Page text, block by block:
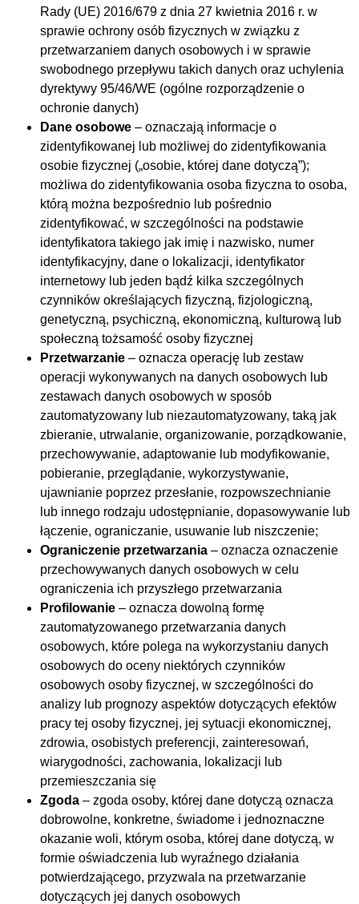
Rady (UE) 2016/679 z dnia 27 kwietnia 2016 r. w
sprawie ochrony osób fizycznych w związku z
przetwarzaniem danych osobowych i w sprawie
swobodnego przepływu takich danych oraz uchylenia
dyrektywy 95/46/WE (ogólne rozporządzenie o
ochronie danych)
Dane osobowe – oznaczają informacje o
zidentyfikowanej lub możliwej do zidentyfikowania
osobie fizycznej („osobie, której dane dotyczą”);
możliwa do zidentyfikowania osoba fizyczna to osoba,
którą można bezpośrednio lub pośrednio
zidentyfikować, w szczególności na podstawie
identyfikatora takiego jak imię i nazwisko, numer
identyfikacyjny, dane o lokalizacji, identyfikator
internetowy lub jeden bądź kilka szczególnych
czynników określających fizyczną, fizjologiczną,
genetyczną, psychiczną, ekonomiczną, kulturową lub
społeczną tożsamość osoby fizycznej
Przetwarzanie – oznacza operację lub zestaw
operacji wykonywanych na danych osobowych lub
zestawach danych osobowych w sposób
zautomatyzowany lub niezautomatyzowany, taką jak
zbieranie, utrwalanie, organizowanie, porządkowanie,
przechowywanie, adaptowanie lub modyfikowanie,
pobieranie, przeglądanie, wykorzystywanie,
ujawnianie poprzez przesłanie, rozpowszechnianie
lub innego rodzaju udostępnianie, dopasowywanie lub
łączenie, ograniczanie, usuwanie lub niszczenie;
Ograniczenie przetwarzania – oznacza oznaczenie
przechowywanych danych osobowych w celu
ograniczenia ich przyszłego przetwarzania
Profilowanie – oznacza dowolną formę
zautomatyzowanego przetwarzania danych
osobowych, które polega na wykorzystaniu danych
osobowych do oceny niektórych czynników
osobowych osoby fizycznej, w szczególności do
analizy lub prognozy aspektów dotyczących efektów
pracy tej osoby fizycznej, jej sytuacji ekonomicznej,
zdrowia, osobistych preferencji, zainteresowań,
wiarygodności, zachowania, lokalizacji lub
przemieszczania się
Zgoda – zgoda osoby, której dane dotyczą oznacza
dobrowolne, konkretne, świadome i jednoznaczne
okazanie woli, którym osoba, której dane dotyczą, w
formie oświadczenia lub wyraźnego działania
potwierdzającego, przyzwala na przetwarzanie
dotyczących jej danych osobowych